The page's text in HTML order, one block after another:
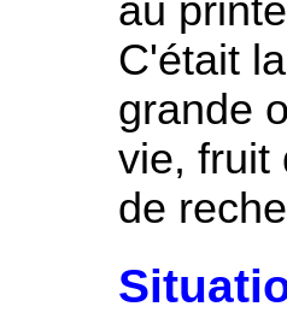
au
C'était la
grande
vie, fruit
de